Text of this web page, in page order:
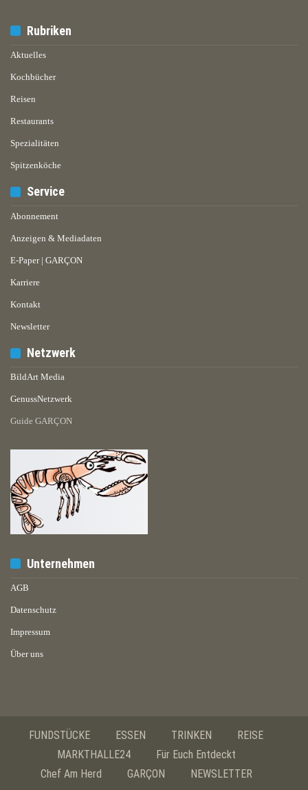
Rubriken
Aktuelles
Kochbücher
Reisen
Restaurants
Spezialitäten
Spitzenköche
Service
Abonnement
Anzeigen & Mediadaten
E-Paper | GARÇON
Karriere
Kontakt
Newsletter
Netzwerk
BildArt Media
GenussNetzwerk
Guide GARÇON
Unternehmen
AGB
Datenschutz
Impressum
Über uns
FUNDSTÜCKE ESSEN TRINKEN
REISE
MARKTHALLE24
Für Euch Entdeckt
Chef Am Herd
GARÇON NEWSLETTER